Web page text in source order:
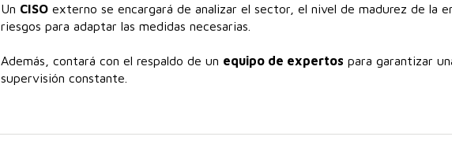
Un CISO externo se encargará de analizar el sector, el nivel de madurez de la
riesgos para adaptar las medidas necesarias.
Además, contará con el respaldo de un equipo de expertos para garantizar
supervisión constante.